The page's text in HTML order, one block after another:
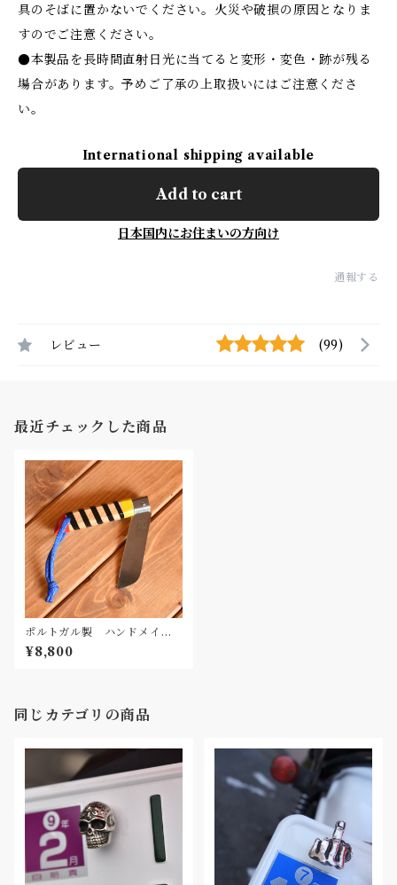
具のそばに置かないでください。火災や破損の原因となりま
すのでご注意ください。
●本製品を長時間直射日光に当てると変形・変色・跡が残る
場合があります。予めご了承の上取扱いにはご注意くださ
い。
International shipping available
Add to cart
日本国内にお住まいの方向け
通報する
レビュー (99)
最近チェックした商品
ポルトガル製 ハンドメイ
ド Ignife フォールディング
ナイフ ブラックライン
¥8,800
同じカテゴリの商品